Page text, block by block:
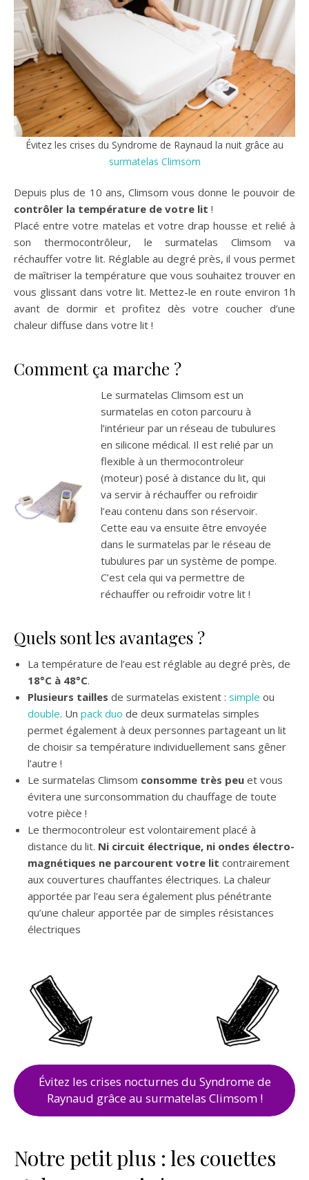
Évitez les crises du Syndrome de Raynaud la nuit grâce au
surmatelas Climsom
Depuis plus de 10 ans, Climsom vous donne le pouvoir de
contrôler la température de votre lit !
Placé entre votre matelas et votre drap housse et relié à
son thermocontrôleur, le surmatelas Climsom va
réchauffer votre lit. Réglable au degré près, il vous permet
de maîtriser la température que vous souhaitez trouver en
vous glissant dans votre lit. Mettez-le en route environ 1h
avant de dormir et profitez dès votre coucher d’une
chaleur diffuse dans votre lit !
Comment ça marche ?
Le surmatelas Climsom est un
surmatelas en coton parcouru à
l’intérieur par un réseau de tubulures
en silicone médical. Il est relié par un
flexible à un thermocontroleur
(moteur) posé à distance du lit, qui
va servir à réchauffer ou refroidir
l’eau contenu dans son réservoir.
Cette eau va ensuite être envoyée
dans le surmatelas par le réseau de
tubulures par un système de pompe.
C’est cela qui va permettre de
réchauffer ou refroidir votre lit !
Quels sont les avantages ?
La température de l’eau est réglable au degré près, de
18°C à 48°C.
Plusieurs tailles de surmatelas existent : simple ou
double. Un pack duo de deux surmatelas simples
permet également à deux personnes partageant un lit
de choisir sa température individuellement sans gêner
l’autre !
Le surmatelas Climsom consomme très peu et vous
évitera une surconsommation du chauffage de toute
votre pièce !
Le thermocontroleur est volontairement placé à
distance du lit. Ni circuit électrique, ni ondes électro-
magnétiques ne parcourent votre lit contrairement
aux couvertures chauffantes électriques. La chaleur
apportée par l’eau sera également plus pénétrante
qu’une chaleur apportée par de simples résistances
électriques
Évitez les crises nocturnes du Syndrome de
Raynaud grâce au surmatelas Climsom !
Notre petit plus : les couettes